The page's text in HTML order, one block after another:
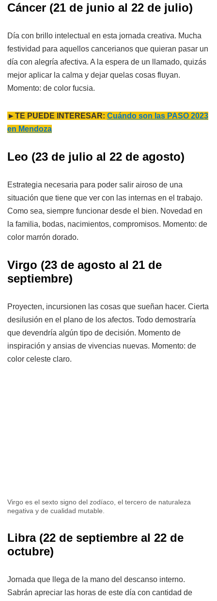
Cáncer (21 de junio al 22 de julio)
Día con brillo intelectual en esta jornada creativa. Mucha
festividad para aquellos cancerianos que quieran pasar un
día con alegría afectiva. A la espera de un llamado, quizás
mejor aplicar la calma y dejar quelas cosas fluyan.
Momento: de color fucsia.
►TE PUEDE INTERESAR: Cuándo son las PASO 2023
en Mendoza
Leo (23 de julio al 22 de agosto)
Estrategia necesaria para poder salir airoso de una
situación que tiene que ver con las internas en el trabajo.
Como sea, siempre funcionar desde el bien. Novedad en
la familia, bodas, nacimientos, compromisos. Momento: de
color marrón dorado.
Virgo (23 de agosto al 21 de
septiembre)
Proyecten, incursionen las cosas que sueñan hacer. Cierta
desilusión en el plano de los afectos. Todo demostraría
que devendría algún tipo de decisión. Momento de
inspiración y ansias de vivencias nuevas. Momento: de
color celeste claro.
Virgo es el sexto signo del zodíaco, el tercero de naturaleza
negativa y de cualidad mutable.
Libra (22 de septiembre al 22 de
octubre)
Jornada que llega de la mano del descanso interno.
Sabrán apreciar las horas de este día con cantidad de